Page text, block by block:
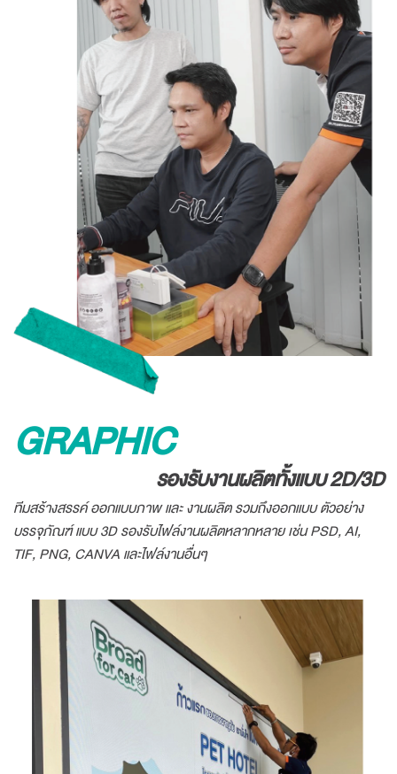
GRAPHIC
รองรับงานผลิตทั้งแบบ 2D/3D
ทีมสร้างสรรค์ ออกแบบภาพ และ งานผลิต รวมถึงออกแบบ ตัวอย่าง
บรรจุภัณฑ์ แบบ 3D รองรับไฟล์งานผลิตหลากหลาย เช่น PSD, AI,
TIF, PNG, CANVA และไฟล์งานอื่นๆ